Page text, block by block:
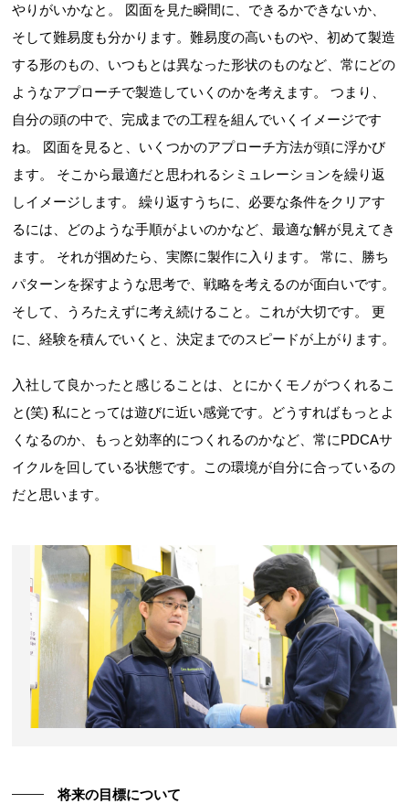
やりがいかなと。 図面を見た瞬間に、できるかできないか、
そして難易度も分かります。難易度の高いものや、初めて製造
する形のもの、いつもとは異なった形状のものなど、常にどの
ようなアプローチで製造していくのかを考えます。 つまり、
自分の頭の中で、完成までの工程を組んでいくイメージです
ね。 図面を見ると、いくつかのアプローチ方法が頭に浮かび
ます。 そこから最適だと思われるシミュレーションを繰り返
しイメージします。 繰り返すうちに、必要な条件をクリアす
るには、どのような手順がよいのかなど、最適な解が見えてき
ます。 それが掴めたら、実際に製作に入ります。 常に、勝ち
パターンを探すような思考で、戦略を考えるのが面白いです。
そして、うろたえずに考え続けること。これが大切です。 更
に、経験を積んでいくと、決定までのスピードが上がります。
入社して良かったと感じることは、とにかくモノがつくれるこ
と(笑) 私にとっては遊びに近い感覚です。どうすればもっとよ
くなるのか、もっと効率的につくれるのかなど、常にPDCAサ
イクルを回している状態です。この環境が自分に合っているの
だと思います。
将来の目標について